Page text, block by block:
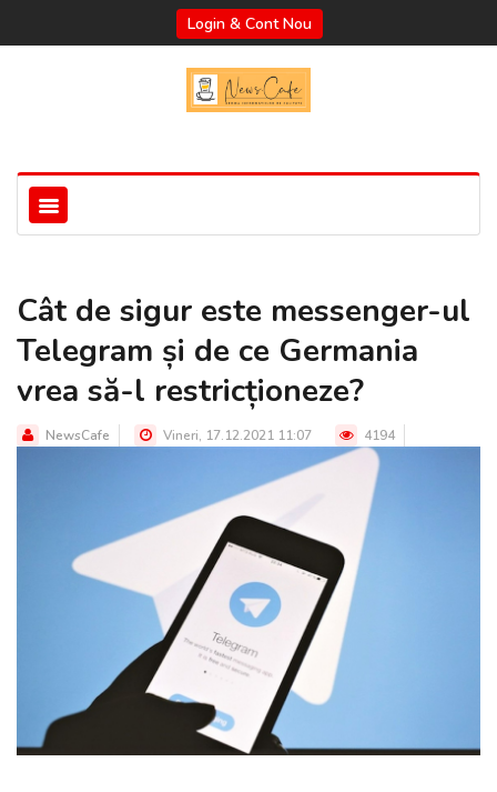
Login & Cont Nou
Cât de sigur este messenger-ul
Telegram și de ce Germania
vrea să-l restricționeze?
NewsCafe Vineri, 17.12.2021 11:07 4194